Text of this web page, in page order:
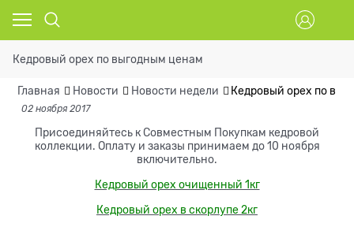
Кедровый орех по выгодным ценам
Главная Новости Новости недели Кедровый орех по
02 ноября 2017
Присоединяйтесь к Совместным Покупкам кедровой
коллекции. Оплату и заказы принимаем до 10 ноября
включительно.
Кедровый орех очищенный 1кг
Кедровый орех в скорлупе 2кг